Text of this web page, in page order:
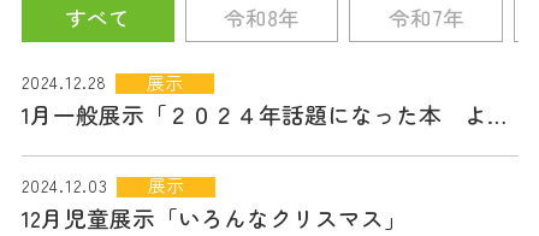
すべて 令和8年 令和7年
2024.12.28 展示
1月一般展示「２０２４年話題になった本 よく読まれた本」
2024.12.03 展示
12月児童展示「いろんなクリスマス」